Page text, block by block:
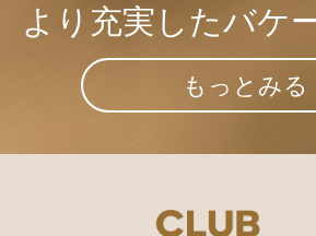
より充実した​バケ
もっとみる